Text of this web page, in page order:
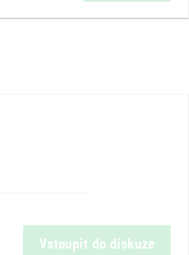
Vstoupit do diskuze